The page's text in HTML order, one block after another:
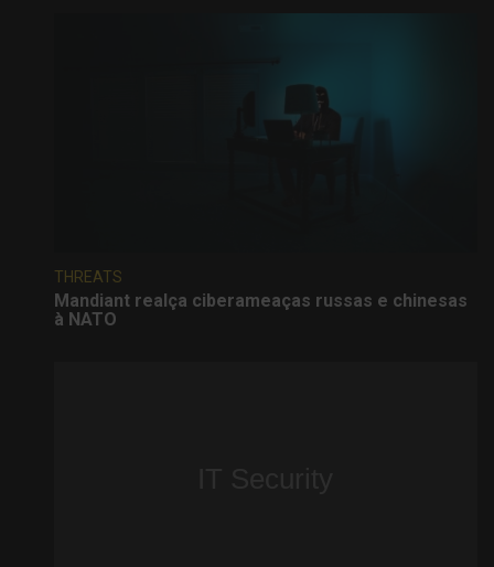
THREATS
Mandiant realça ciberameaças russas e chinesas
à NATO